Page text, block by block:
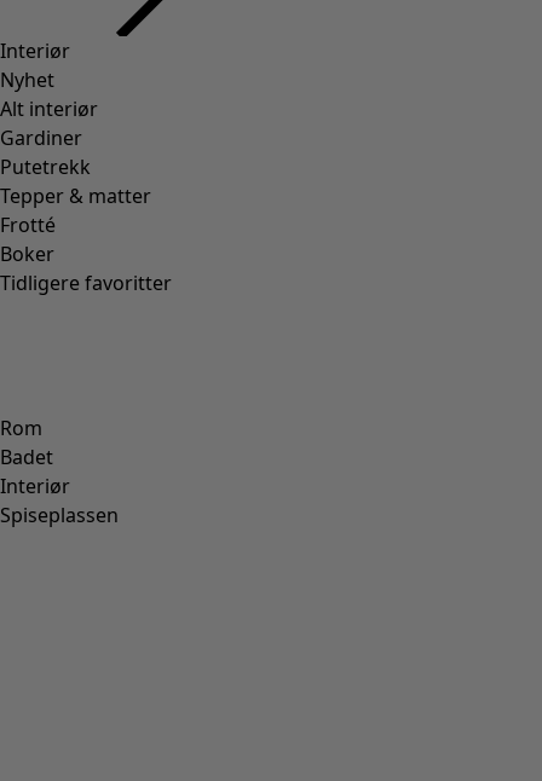
Interiør
Nyhet
Alt interiør
Gardiner
Putetrekk
Tepper & matter
Frotté
Boker
Tidligere favoritter
Rom
Badet
Interiør
Spiseplassen